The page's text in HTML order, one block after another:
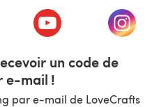
onglet)
dans un nouvel onglet)
(s'ouvre dans un(s'ouvre
un code de
e-mail !
par e-mail de LoveCrafts